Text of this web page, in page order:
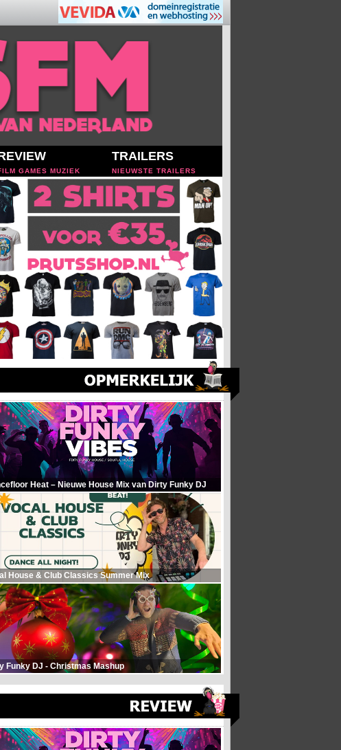
GAMES MUZIEK
TRAILERS
NIEUWSTE TRAILERS
Heat – Nieuwe House Mix van Dirty Funky DJ
House & Club Classics Summer Mix
Funky DJ - Christmas Mashup